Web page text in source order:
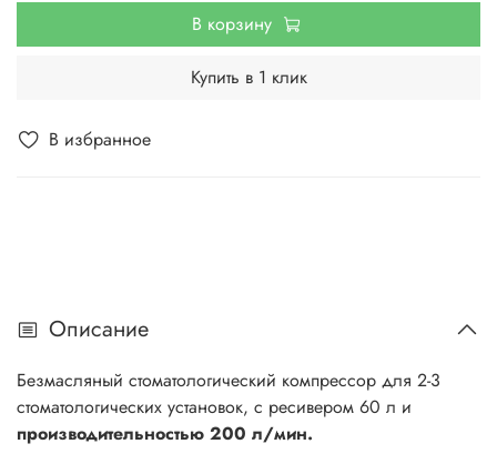
В избранное
В корзину
Купить в 1 клик
Описание
Безмасляный стоматологический компрессор для 2-3
стоматологических установок, с ресивером 60 л и
производительностью 200 л/мин.